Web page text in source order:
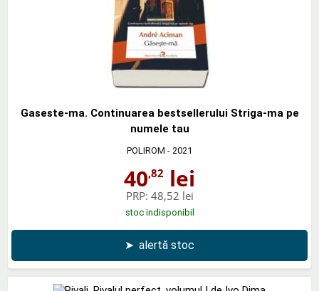
Gaseste-ma. Continuarea bestsellerului Striga-ma pe
numele tau
POLIROM - 2021
40,82 lei
PRP: 48,52 lei
stoc indisponibil
➤ alertă stoc